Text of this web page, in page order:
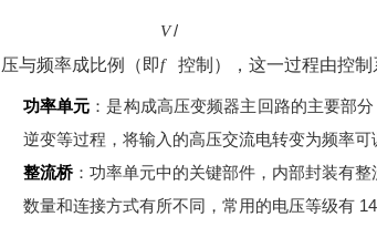
压与频率成比例（即
V /
f 控制），这一过程由控
功率单元 ：是构成高压变频器主回路的主要部
逆变等过程，将输入的高压交流电转变为频率可
整流桥：功率单元中的关键部件，内部封装有
数量和连接方式有所不同，常用的电压等级有